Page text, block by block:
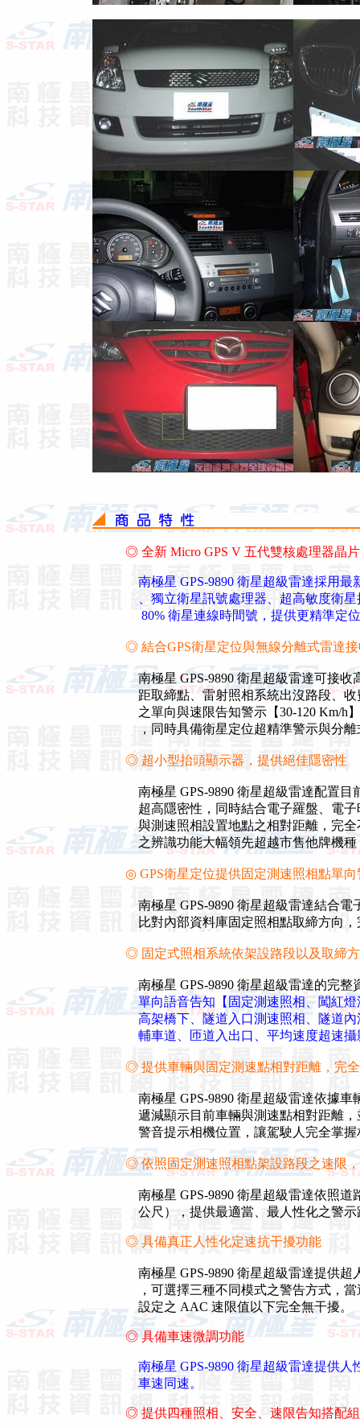
◎ 全新 Micro GPS V 五代雙核處理器晶片
南極星 GPS-9890 衛星超級雷達採用
、獨立衛星訊號處理器、超高敏度衛星
80% 衛星連線時間號，提供更精準定
◎ 結合GPS衛星定位與無線分離式雷達
南極星 GPS-9890 衛星超級雷達可接收
距取締點、雷射照相系統出沒路段、
之單向與速限告知警示【30-120 Km/h
，同時具備衛星定位超精準警示與分
◎ 超小型抬頭顯示器，提供絕佳隱密性
南極星 GPS-9890 衛星超級雷達配置
超高隱密性，同時結合電子羅盤、電
與測速照相設置地點之相對距離，完全
之辨識功能大幅領先超越市售他牌機種
◎ GPS衛星定位提供固定測速照相點單
南極星 GPS-9890 衛星超級雷達結合
比對內部資料庫固定照相點取締方向
◎ 固定式照相系統依架設路段以及取締
南極星 GPS-9890 衛星超級雷達的完整
單向語音告知【固定測速照相、闖紅燈
高架橋下、隧道入口測速照相、隧道內
輔車道、匝道入出口、平均速度超速攝
◎ 提供車輛與固定測速點相對距離，完
南極星 GPS-9890 衛星超級雷達依據
遞減顯示目前車輛與測速點相對距離
警音提示相機位置，讓駕駛人完全掌握
◎ 依照固定測速照相點架設路段之速限
南極星 GPS-9890 衛星超級雷達依照道
公尺），提供最適當、最人性化之警示
◎ 具備真正人性化定速抗干擾功能
南極星 GPS-9890 衛星超級雷達提供
，可選擇三種不同模式之警告方式，
設定之 AAC 速限值以下完全無干擾。
◎ 具備車速微調功能
南極星 GPS-9890 衛星超級雷達提供
車速同速。
◎ 提供四種照相、安全、速限告知搭配